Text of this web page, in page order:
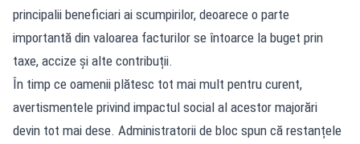
principalii beneficiari ai scumpirilor, deoarece o parte
importantă din valoarea facturilor se întoarce la buget prin
taxe, accize și alte contribuții.
În timp ce oamenii plătesc tot mai mult pentru curent,
avertismentele privind impactul social al acestor majorări
devin tot mai dese. Administratorii de bloc spun că restanțele